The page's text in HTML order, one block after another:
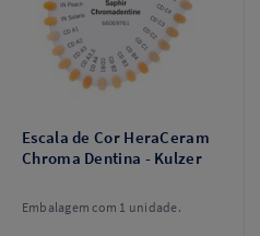
Escala de Cor HeraCeram
Chroma Dentina - Kulzer
Embalagem com 1 unidade.